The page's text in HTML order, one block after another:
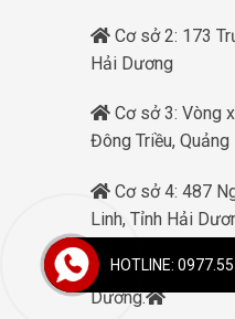
Cơ sở 2: 173
Hải Dương
Cơ sở 3: Vòng
Đông Triều, Quảng
Cơ sở 4: 487
Linh, Tỉnh Hải
Cơ sở 5: Phạm
Dương.
HOTLINE: